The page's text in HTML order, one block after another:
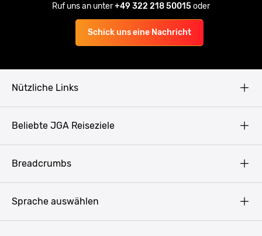
Ruf uns an unter+49 322 218 50015oder
Schick uns eine Nachricht
Nützliche Links
Presse
Beliebte JGA Reiseziele
Bukarest
Breadcrumbs
Sprache auswählen